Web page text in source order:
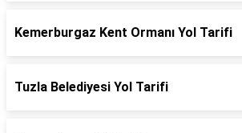
Kemerburgaz Kent Ormanı Yol Tarifi
Tuzla Belediyesi Yol Tarifi